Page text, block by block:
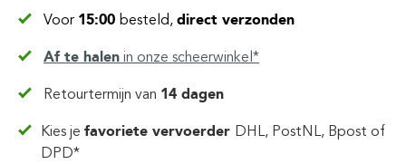
Voor 15:00 besteld, direct verzonden
Af te halen in onze scheerwinkel*
Retourtermijn van 14 dagen
Kies jefavoriete vervoerder DHL, PostNL, Bpost of
DPD*